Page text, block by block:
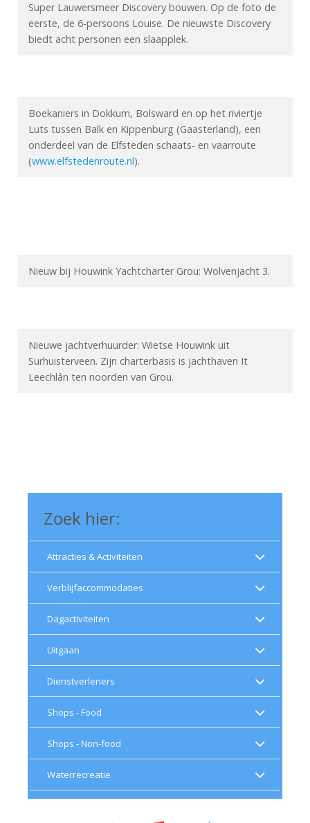
Super Lauwersmeer Discovery bouwen. Op de foto de
eerste, de 6-persoons Louise. De nieuwste Discovery
biedt acht personen een slaapplek.
Boekaniers in Dokkum, Bolsward en op het riviertje
Luts tussen Balk en Kippenburg (Gaasterland), een
onderdeel van de Elfsteden schaats- en vaarroute
(www.elfstedenroute.nl).
Nieuw bij Houwink Yachtcharter Grou: Wolvenjacht 3.
Nieuwe jachtverhuurder: Wietse Houwink uit
Surhuisterveen. Zijn charterbasis is jachthaven It
Leechlân ten noorden van Grou.
Zoek hier:
Attracties & Activiteiten
Verblijfaccommodaties
Dagactiviteiten
Uitgaan
Dienstverleners
Shops - Food
Shops - Non-food
Waterrecreatie